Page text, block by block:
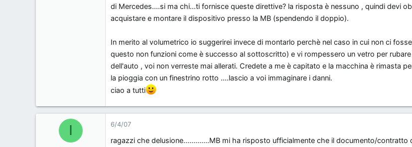
di Mercedes....si ma chi...ti fornisce queste direttive? la risposta è nessuno , quindi devi
acquistare e montare il dispositivo presso la MB (spendendo il doppio).
In merito al volumetrico io suggerirei invece di montarlo perchè nel caso in cui non ci
questo non funzioni come è successo al sottoscritto) e vi rompessero un vetro per
dell'auto , voi non verreste mai allerati. Credete a me è capitato e la macchina è rimasta
la pioggia con un finestrino rotto ....lascio a voi immaginare i danni.
ciao a tutti
I 6/4/07
ragazzi che delusione.............MB mi ha risposto ufficialmente che il documento/contratto